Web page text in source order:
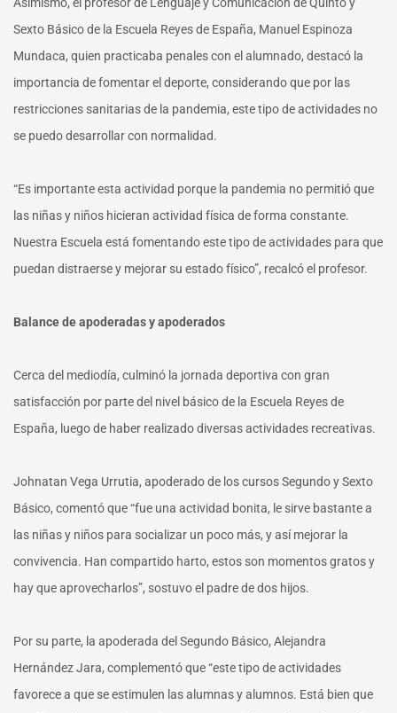
Sexto Básico de la Escuela Reyes de España, Manuel Espinoza
Mundaca, quien practicaba penales con el alumnado, destacó la
importancia de fomentar el deporte, considerando que por las
restricciones sanitarias de la pandemia, este tipo de actividades no
se puedo desarrollar con normalidad.
“Es importante esta actividad porque la pandemia no permitió que
las niñas y niños hicieran actividad física de forma constante.
Nuestra Escuela está fomentando este tipo de actividades para que
puedan distraerse y mejorar su estado físico”, recalcó el profesor.
Balance de apoderadas y apoderados
Cerca del mediodía, culminó la jornada deportiva con gran
satisfacción por parte del nivel básico de la Escuela Reyes de
España, luego de haber realizado diversas actividades recreativas.
Johnatan Vega Urrutia, apoderado de los cursos Segundo y Sexto
Básico, comentó que “fue una actividad bonita, le sirve bastante a
las niñas y niños para socializar un poco más, y así mejorar la
convivencia. Han compartido harto, estos son momentos gratos y
hay que aprovecharlos”, sostuvo el padre de dos hijos.
Por su parte, la apoderada del Segundo Básico, Alejandra
Hernández Jara, complementó que “este tipo de actividades
favorece a que se estimulen las alumnas y alumnos. Está bien que